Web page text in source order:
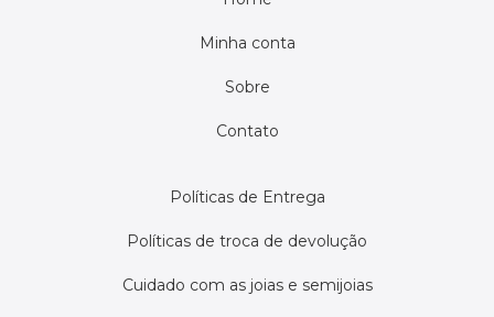
Minha conta
Sobre
Contato
Políticas de Entrega
Políticas de troca de devolução
Cuidado com as joias e semijoias